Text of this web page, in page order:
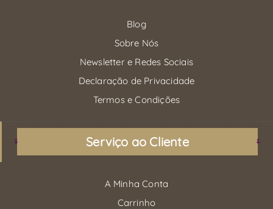
Blog
Sobre Nós
Newsletter e Redes Sociais
Declaração de Privacidade
Termos e Condições
Serviço ao Cliente
A Minha Conta
Carrinho